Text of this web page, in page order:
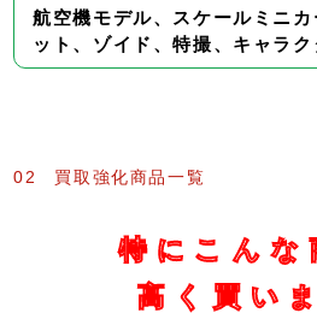
航空機モデル、スケールミニ
ット、ゾイド、特撮、キャラ
02 買取強化商品一覧
特にこんな
高く買い